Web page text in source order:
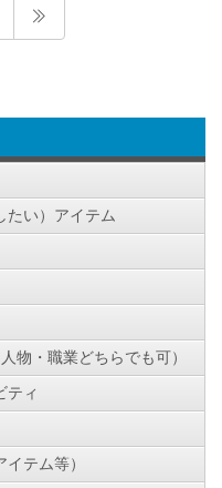
たい）アイテム
物・職業どちらでも可）
ティ
テム等）